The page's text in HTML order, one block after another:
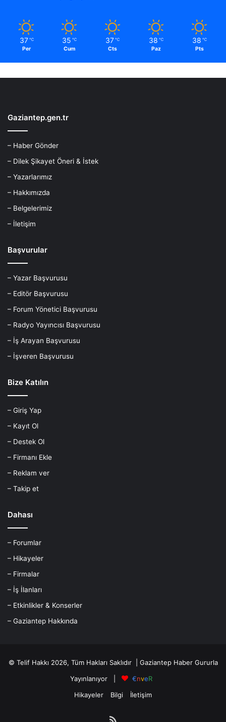
37 ℃
Per
35 ℃
Cum
37 ℃
Cts
38 ℃
Paz
38 ℃
Pts
Gaziantep.gen.tr
– Haber Gönder
– Dilek Şikayet Öneri & İstek
– Yazarlarımız
– Hakkımızda
– Belgelerimiz
– İletişim
Başvurular
– Yazar Başvurusu
– Editör Başvurusu
– Forum Yönetici Başvurusu
– Radyo Yayıncısı Başvurusu
– İş Arayan Başvurusu
– İşveren Başvurusu
Bize Katılın
– Giriş Yap
– Kayıt Ol
– Destek Ol
– Firmanı Ekle
– Reklam ver
– Takip et
Dahası
– Forumlar
– Hikayeler
– Firmalar
– İş İlanları
– Etkinlikler & Konserler
– Gaziantep Hakkında
© Telif Hakkı 2026, Tüm Hakları Saklıdır | Gaziantep HaberGururla
Yayınlanıyor |
€nveR
Hikayeler
Bilgi İletişim